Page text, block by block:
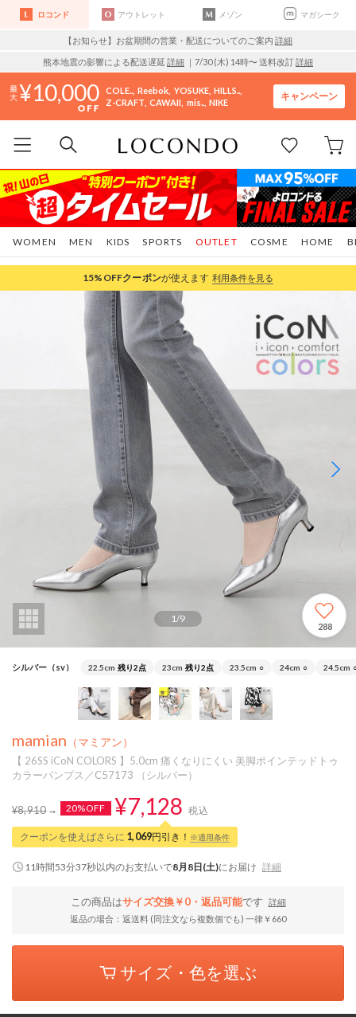
ロコンド アウトレット メゾン マガシーク
【お知らせ】お盆期間の営業・配送についてのご案内 詳細
熊本地震の影響による配送遅延 詳細 ｜7/30 (木) 14時〜 送料改訂詳細
10,000 COLE.. Reebok YOSUKE HILLS..
Z-CRAFT CAWAII mis.. NIKE
キャンペーン
WOMEN MEN KIDS SPORTS COSME HOME
OUTLET
15%OFFクーポンが使えます 利用条件を見る
1/9
288
シルバー（sv） 22.5cm 残り2点 23cm 残り2点 23.5cm ○ 24cm ○ 24.5cm
mamian （マミアン）
【 26SS iCoN COLORS 】5.0cm 痛くなりにくい 美脚ポインテッドトゥ
カラーパンプス／C57173 （シルバー）
¥8,910 20%OFF ¥7,128 税込
クーポンを使えばさらに 1,069円引き！ ※適用条件
11時間53分36秒以内のお支払いで8月8日(土)にお届け 詳細
この商品はサイズ交換￥0・返品可能です
詳細
返品の場合：返送料 (同注文なら複数個でも) 一律￥660
サイズ・色を選ぶ